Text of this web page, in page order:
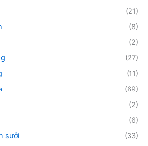
(21)
(8)
(2)
(27)
(11)
(69)
(2)
(6)
sưởi
(33)